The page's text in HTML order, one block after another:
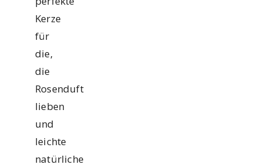
Kerze
für
die,
die
Rosenduft
lieben
und
leichte
natürliche